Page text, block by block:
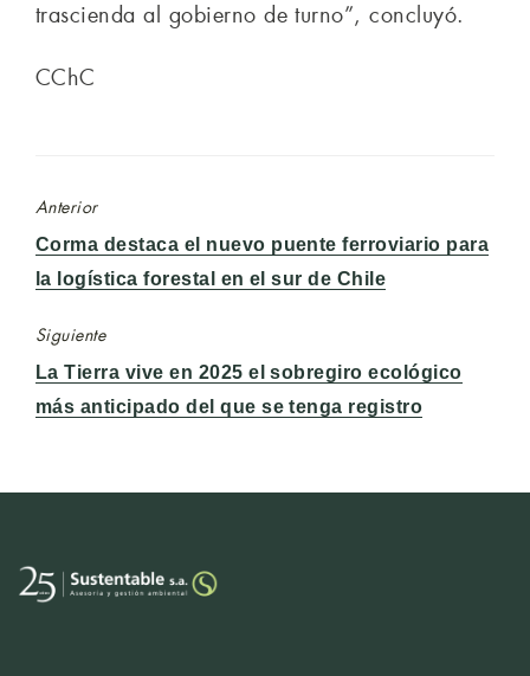
trascienda al gobierno de turno”, concluyó.
CChC
Anterior
Entrada
anterior:
Corma destaca el nuevo puente ferroviario para
la logística forestal en el sur de Chile
Siguiente
Entrada
siguiente:
La Tierra vive en 2025 el sobregiro ecológico
más anticipado del que se tenga registro